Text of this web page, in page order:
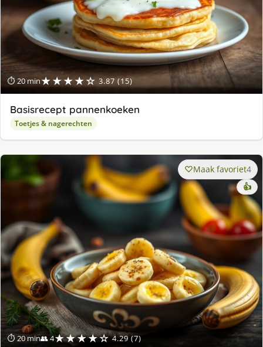
⏱ 20 min★★★★☆ 3.87 (15)
Basisrecept pannenkoeken
Toetjes & nagerechten
⏱ 20 min👥 4★★★★☆ 4.29 (7)
Maak favoriet4
👍